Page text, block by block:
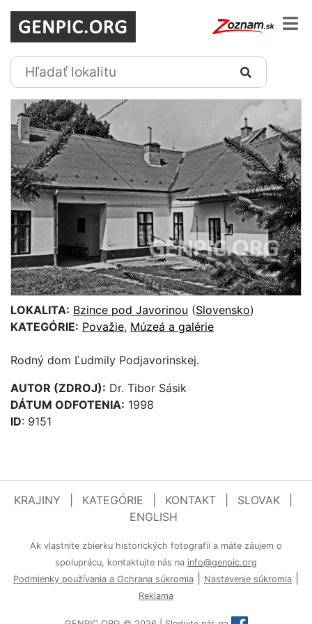
LOKALITA: Bzince pod Javorinou (Slovensko)
KATEGÓRIE: Považie, Múzeá a galérie
Rodný dom Ľudmily Podjavorinskej.
AUTOR (ZDROJ): Dr. Tibor Sásik
DÁTUM ODFOTENIA: 1998
ID: 9151
KRAJINY KATEGÓRIE KONTAKT SLOVAK
ENGLISH
Ak vlastníte zbierku historických fotografií a máte záujem o
spoluprácu, kontaktujte nás na info@genpic.org
Podmienky používania a Ochrana súkromia
Nastavenie súkromia
Reklama